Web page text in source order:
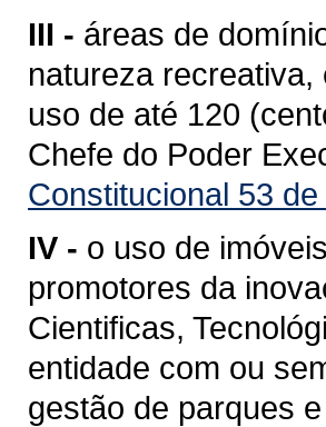
III - áreas de
natureza
uso de até 120
Chefe do Poder
Constitucional 53
IV - o uso de
promotores da
Cientificas,
entidade com ou
gestão de parques